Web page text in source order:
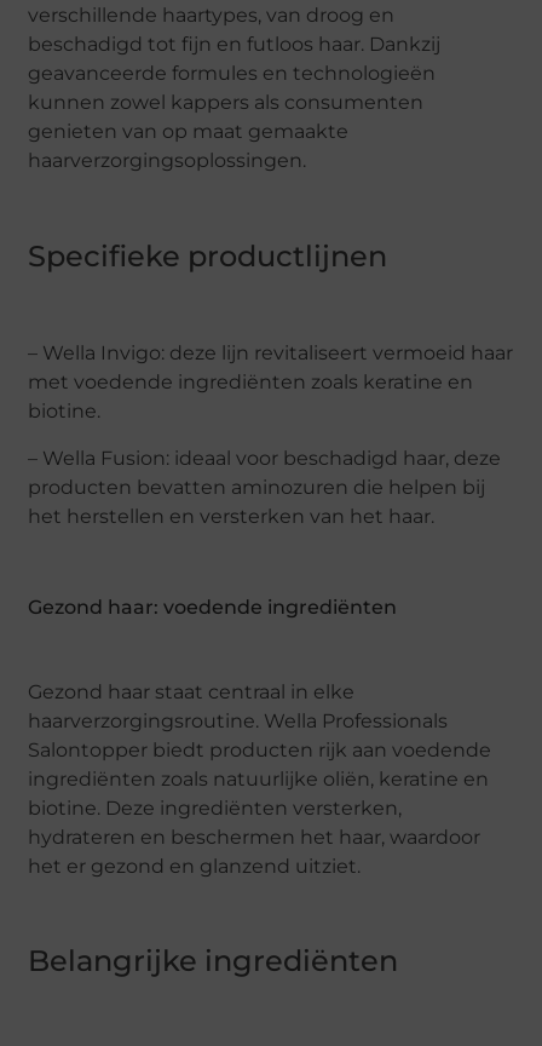
verschillende haartypes, van droog en
beschadigd tot fijn en futloos haar. Dankzij
geavanceerde formules en technologieën
kunnen zowel kappers als consumenten
genieten van op maat gemaakte
haarverzorgingsoplossingen.
Specifieke productlijnen
– Wella Invigo: deze lijn revitaliseert vermoeid haar
met voedende ingrediënten zoals keratine en
biotine.
– Wella Fusion: ideaal voor beschadigd haar, deze
producten bevatten aminozuren die helpen bij
het herstellen en versterken van het haar.
Gezond haar: voedende ingrediënten
Gezond haar staat centraal in elke
haarverzorgingsroutine. Wella Professionals
Salontopper biedt producten rijk aan voedende
ingrediënten zoals natuurlijke oliën, keratine en
biotine. Deze ingrediënten versterken,
hydrateren en beschermen het haar, waardoor
het er gezond en glanzend uitziet.
Belangrijke ingrediënten